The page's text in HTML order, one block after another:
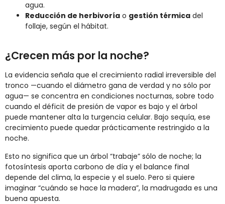
agua.
Reducción de herbivoría o gestión térmica del
follaje, según el hábitat.
¿Crecen más por la noche?
La evidencia señala que el crecimiento radial irreversible del
tronco —cuando el diámetro gana de verdad y no sólo por
agua— se concentra en condiciones nocturnas, sobre todo
cuando el déficit de presión de vapor es bajo y el árbol
puede mantener alta la turgencia celular. Bajo sequía, ese
crecimiento puede quedar prácticamente restringido a la
noche.
Esto no significa que un árbol “trabaje” sólo de noche; la
fotosíntesis aporta carbono de día y el balance final
depende del clima, la especie y el suelo. Pero si quiere
imaginar “cuándo se hace la madera”, la madrugada es una
buena apuesta.